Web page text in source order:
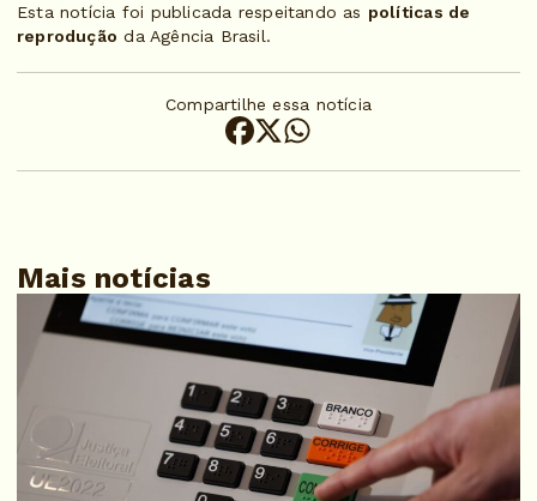
Esta notícia foi publicada respeitando as políticas de
reprodução da Agência Brasil.
Compartilhe essa notícia
Mais notícias